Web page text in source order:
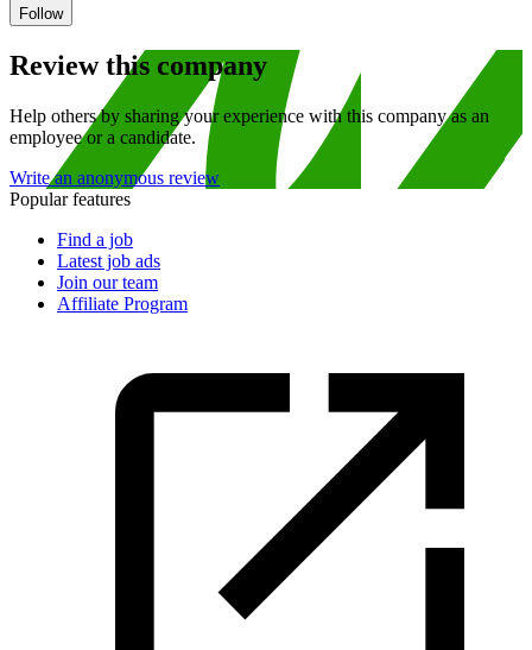
Follow
Review this company
Help others by sharing your experience with this company as an
employee or a candidate.
Write an anonymous review
Popular features
Find a job
Latest job ads
Join our team
Affiliate Program